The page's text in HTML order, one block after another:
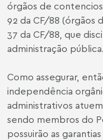
órgãos de
92 da CF/88 (órgãos
37 da CF/88, que
administração pública.
Como assegurar,
independência
administrativos
sendo membros do
possuirão as